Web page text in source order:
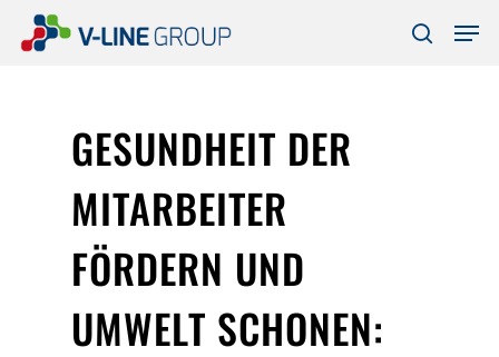
search
GESUNDHEIT DER
MITARBEITER
FÖRDERN UND
UMWELT SCHONEN: